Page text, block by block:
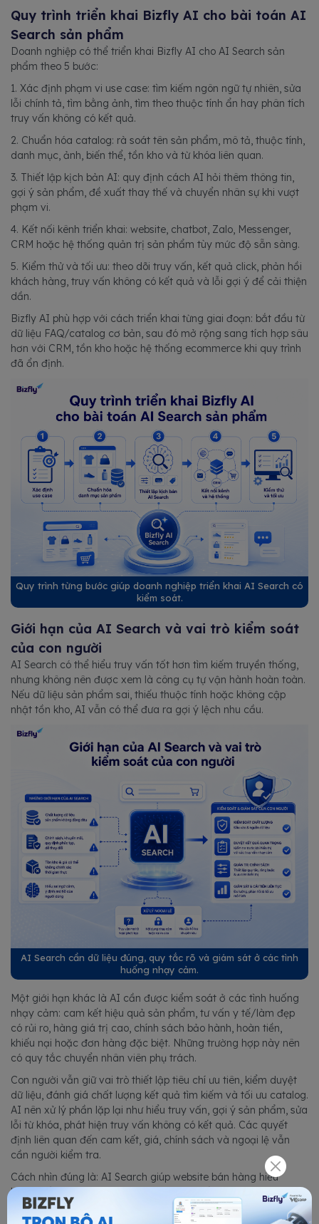
Quy trình triển khai Bizfly AI cho bài toán AI
Search sản phẩm
Doanh nghiệp có thể triển khai Bizfly AI cho AI Search sản
phẩm theo 5 bước:
1. Xác định phạm vi use case: tìm kiếm ngôn ngữ tự nhiên, sửa
lỗi chính tả, tìm bằng ảnh, tìm theo thuộc tính ẩn hay phân tích
truy vấn không có kết quả.
2. Chuẩn hóa catalog: rà soát tên sản phẩm, mô tả, thuộc tính,
danh mục, ảnh, biến thể, tồn kho và từ khóa liên quan.
3. Thiết lập kịch bản AI: quy định cách AI hỏi thêm thông tin,
gợi ý sản phẩm, đề xuất thay thế và chuyển nhân sự khi vượt
phạm vi.
4. Kết nối kênh triển khai: website, chatbot, Zalo, Messenger,
CRM hoặc hệ thống quản trị sản phẩm tùy mức độ sẵn sàng.
5. Kiểm thử và tối ưu: theo dõi truy vấn, kết quả click, phản hồi
khách hàng, truy vấn không có kết quả và lỗi gợi ý để cải thiện
dần.
Bizfly AI phù hợp với cách triển khai từng giai đoạn: bắt đầu từ
dữ liệu FAQ/catalog cơ bản, sau đó mở rộng sang tích hợp sâu
hơn với CRM, tồn kho hoặc hệ thống ecommerce khi quy trình
đã ổn định.
Quy trình từng bước giúp doanh nghiệp triển khai AI Search có
kiểm soát.
Giới hạn của AI Search và vai trò kiểm soát
của con người
AI Search có thể hiểu truy vấn tốt hơn tìm kiếm truyền thống,
nhưng không nên được xem là công cụ tự vận hành hoàn toàn.
Nếu dữ liệu sản phẩm sai, thiếu thuộc tính hoặc không cập
nhật tồn kho, AI vẫn có thể đưa ra gợi ý lệch nhu cầu.
AI Search cần dữ liệu đúng, quy tắc rõ và giám sát ở các tình
huống nhạy cảm.
Một giới hạn khác là AI cần được kiểm soát ở các tình huống
nhạy cảm: cam kết hiệu quả sản phẩm, tư vấn y tế/làm đẹp
có rủi ro, hàng giá trị cao, chính sách bảo hành, hoàn tiền,
khiếu nại hoặc đơn hàng đặc biệt. Những trường hợp này nên
có quy tắc chuyển nhân viên phụ trách.
Con người vẫn giữ vai trò thiết lập tiêu chí ưu tiên, kiểm duyệt
dữ liệu, đánh giá chất lượng kết quả tìm kiếm và tối ưu catalog.
AI nên xử lý phần lặp lại như hiểu truy vấn, gợi ý sản phẩm, sửa
lỗi từ khóa, phát hiện truy vấn không có kết quả. Các quyết
định liên quan đến cam kết, giá, chính sách và ngoại lệ vẫn
cần người kiểm tra.
Cách nhìn đúng là: AI Search giúp website bán hàng hiểu
khách tốt hơn, còn đội ngũ vận hành quyết định cách dùng dữ
liệu đó để cải thiện kinh doanh.